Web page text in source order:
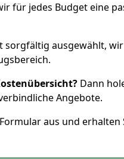
für jedes Budget eine
sorgfältig ausgewählt, wir
Dann
Angebote.
aus und erhalten